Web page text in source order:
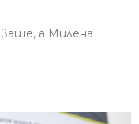
а Милена